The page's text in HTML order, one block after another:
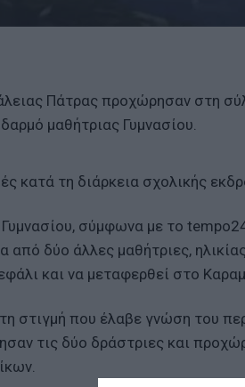
Πάτρας προχώρησαν στη
μαθήτριας Γυμνασίου.
κατά τη διάρκεια σχολικής
Γυμνασίου, σύμφωνα με το
από δύο άλλες μαθήτριες,
και να μεταφερθεί στο
στιγμή που έλαβε γνώση του
τις δύο δράστριες και